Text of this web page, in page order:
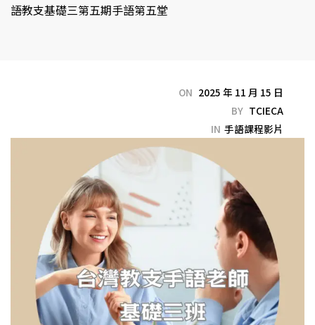
語教支基礎三第五期手語第五堂
ON 2025 年 11 月 15 日
BY TCIECA
IN 手語課程影片